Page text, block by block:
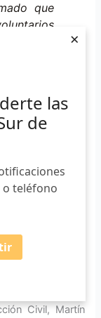
las
de
o teléfono
×
que
que
en San
Guadalajara, ya
Emergencia
el sismo
protección civil
con actividades
Civil, Martín